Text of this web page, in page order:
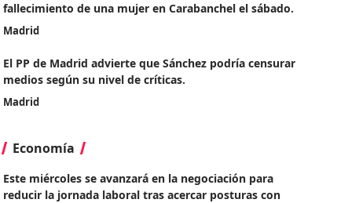
fallecimiento de una mujer en Carabanchel el sábado.
Madrid
El PP de Madrid advierte que Sánchez podría censurar
medios según su nivel de críticas.
Madrid
Economía
Este miércoles se avanzará en la negociación para
reducir la jornada laboral tras acercar posturas con